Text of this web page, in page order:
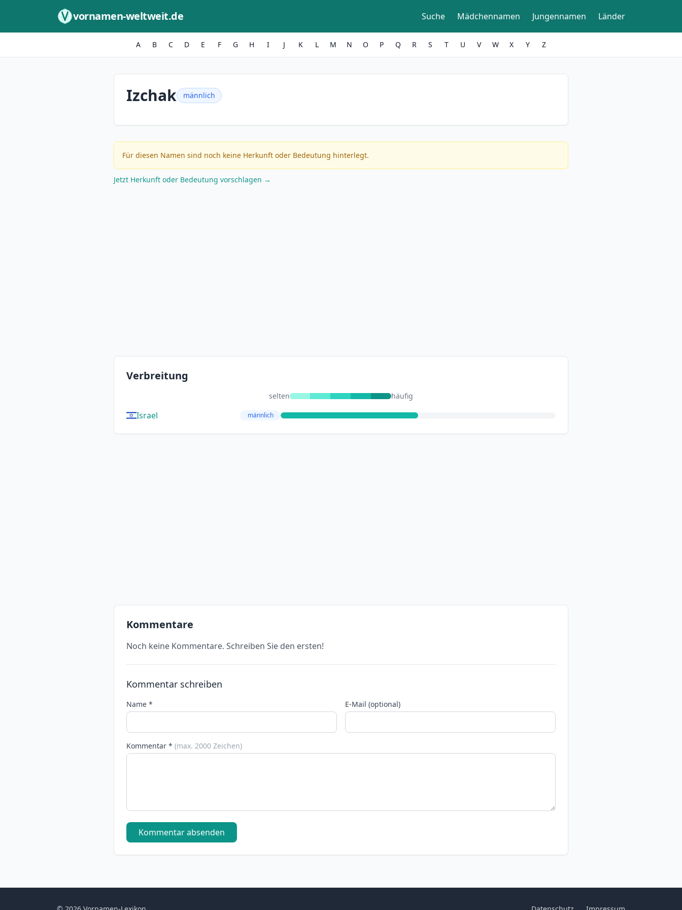
vornamen-weltweit.de Suche Mädchennamen Jungennamen Länder
A B C D E F G H I J K L M N O P Q R S T U V W X Y Z
Izchak männlich
Für diesen Namen sind noch keine Herkunft oder Bedeutung hinterlegt.
Jetzt Herkunft oder Bedeutung vorschlagen →
Verbreitung
selten häufig
Israel männlich
Kommentare
Noch keine Kommentare. Schreiben Sie den ersten!
Kommentar schreiben
Name * E-Mail (optional)
Kommentar * (max. 2000 Zeichen)
Kommentar absenden